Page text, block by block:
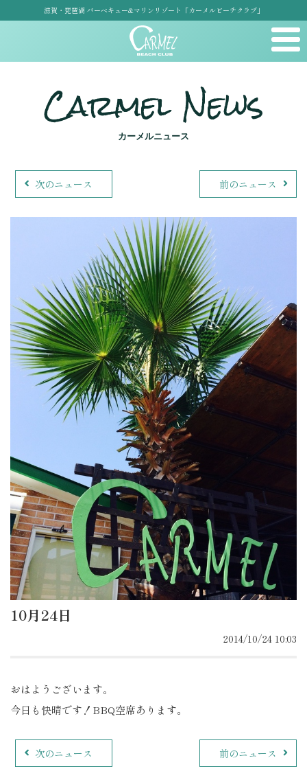
滋賀・琵琶湖 バーベキュー&マリンリゾート「カーメルビーチクラブ」
Carmel News
カーメルニュース
次のニュース 前のニュース
10月24日
2014/10/24 10:03
おはようございます。
今日も快晴です！BBQ空席あります。
次のニュース 前のニュース